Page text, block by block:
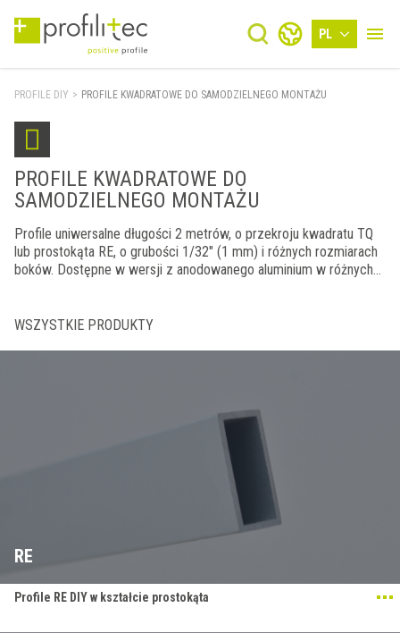
PL
PROFILE DIY > PROFILE KWADRATOWE DO SAMODZIELNEGO MONTAŻU
PROFILE KWADRATOWE DO
SAMODZIELNEGO MONTAŻU
Profile uniwersalne długości 2 metrów, o przekroju kwadratu TQ
lub prostokąta RE, o grubości 1/32" (1 mm) i różnych rozmiarach
boków. Dostępne w wersji z anodowanego aluminium w różnych
WSZYSTKIE PRODUKTY
RE
Profile RE DIY w kształcie prostokąta